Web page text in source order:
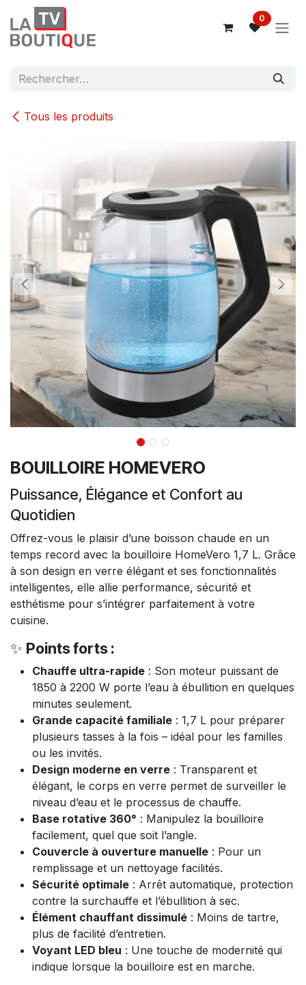
Se rendre au contenu
0
Tous les produits
BOUILLOIRE HOMEVERO
Puissance, Élégance et Confort au
Quotidien
Offrez-vous le plaisir d’une boisson chaude en un
temps record avec la bouilloire HomeVero 1,7 L. Grâce
à son design en verre élégant et ses fonctionnalités
intelligentes, elle allie performance, sécurité et
esthétisme pour s’intégrer parfaitement à votre
cuisine.
✨ Points forts :
Chauffe ultra-rapide : Son moteur puissant de
1850 à 2200 W porte l’eau à ébullition en quelques
minutes seulement.
Grande capacité familiale : 1,7 L pour préparer
plusieurs tasses à la fois – idéal pour les familles
ou les invités.
Design moderne en verre : Transparent et
élégant, le corps en verre permet de surveiller le
niveau d’eau et le processus de chauffe.
Base rotative 360° : Manipulez la bouilloire
facilement, quel que soit l’angle.
Couvercle à ouverture manuelle : Pour un
remplissage et un nettoyage facilités.
Sécurité optimale : Arrêt automatique, protection
contre la surchauffe et l’ébullition à sec.
Élément chauffant dissimulé : Moins de tartre,
plus de facilité d’entretien.
Voyant LED bleu : Une touche de modernité qui
indique lorsque la bouilloire est en marche.